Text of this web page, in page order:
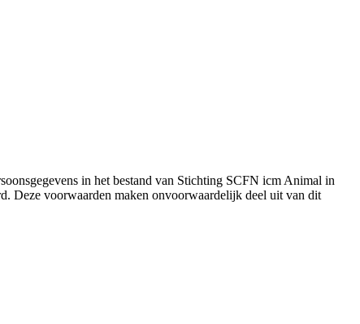
in het bestand van Stichting SCFN icm Animal in
Deze voorwaarden maken onvoorwaardelijk deel uit van dit